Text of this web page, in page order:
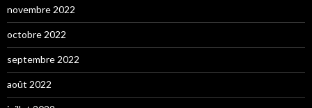
novembre 2022
octobre 2022
septembre 2022
août 2022